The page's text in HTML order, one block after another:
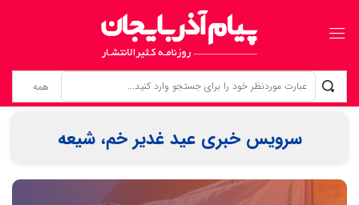
مطالبه‌گری برای خویشتن؛ حقِ فراموش‌شده‌ی خبرنگاران
سرویس خبری عید غدیر خم، شیعه